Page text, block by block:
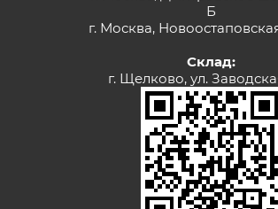
Б
г. Москва,
Склад:
г. Щелково, ул.